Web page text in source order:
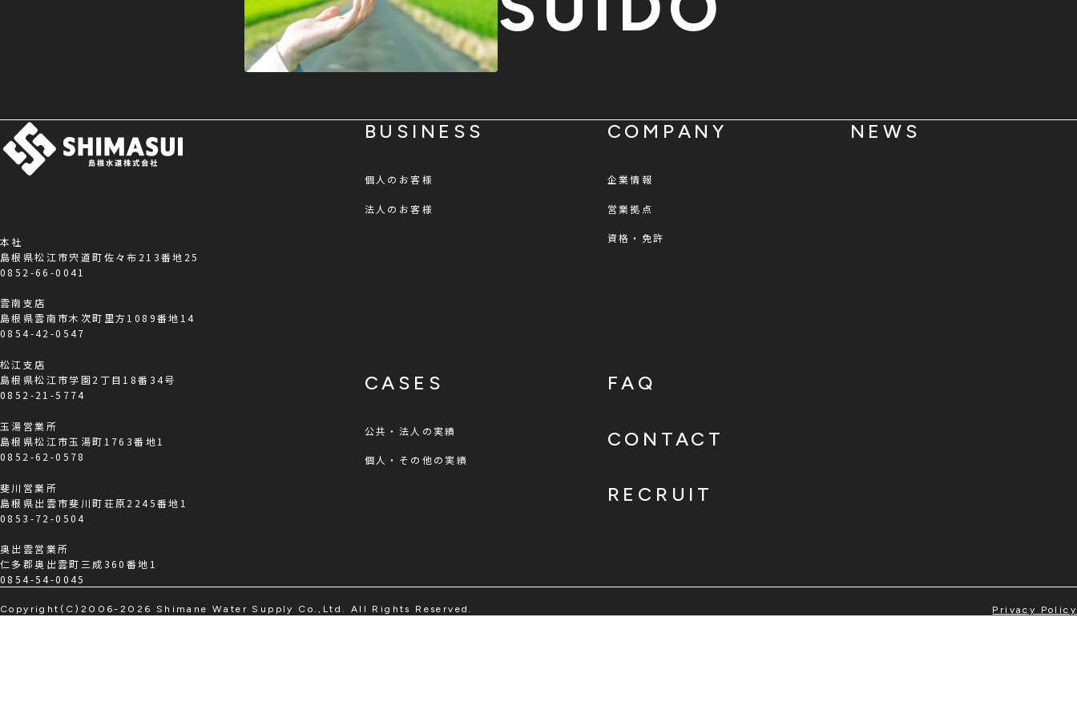
本社
島根県松江市宍道町佐々布213番地25
0852-66-0041
雲南支店
島根県雲南市木次町里方1089番地14
0854-42-0547
松江支店
島根県松江市学園2丁目18番34号
0852-21-5774
玉湯営業所
島根県松江市玉湯町1763番地1
0852-62-0578
斐川営業所
島根県出雲市斐川町荘原2245番地1
0853-72-0504
奥出雲営業所
仁多郡奥出雲町三成360番地1
0854-54-0045
BUSINESS
個人のお客様
法人のお客様
COMPANY
企業情報
営業拠点
資格・免許
NEWS
CASES
公共・法人の実績
個人・その他の実績
FAQ
CONTACT
RECRUIT
Copyright(C)2006-2026 Shimane Water Supply Co.,Ltd. All Rights Reserved. Privacy Policy